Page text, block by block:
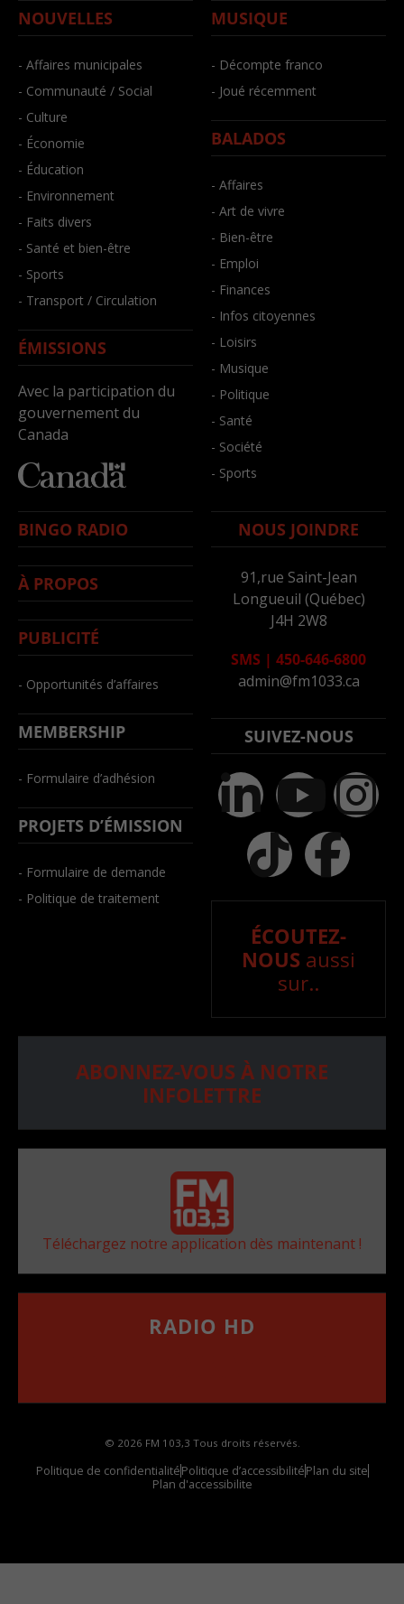
NOUVELLES
- Affaires municipales
- Communauté / Social
- Culture
- Économie
- Éducation
- Environnement
- Faits divers
- Santé et bien-être
- Sports
- Transport / Circulation
ÉMISSIONS
Avec la participation du
gouvernement du
Canada
MUSIQUE
- Décompte franco
- Joué récemment
BALADOS
- Affaires
- Art de vivre
- Bien-être
- Emploi
- Finances
- Infos citoyennes
- Loisirs
- Musique
- Politique
- Santé
- Société
- Sports
BINGO RADIO
À PROPOS
PUBLICITÉ
- Opportunités d’affaires
MEMBERSHIP
- Formulaire d’adhésion
PROJETS D’ÉMISSION
- Formulaire de demande
- Politique de traitement
NOUS JOINDRE
91,rue Saint-Jean
Longueuil (Québec)
J4H 2W8
SMS | 450-646-6800
admin@fm1033.ca
SUIVEZ-NOUS
ÉCOUTEZ-
NOUS aussi
sur..
ABONNEZ-VOUS À NOTRE
INFOLETTRE
Téléchargez notre application dès maintenant !
RADIO HD
© 2026 FM 103,3 Tous droits réservés.
Politique de confidentialitéPolitique d’accessibilitéPlan du site
Plan d'accessibilite